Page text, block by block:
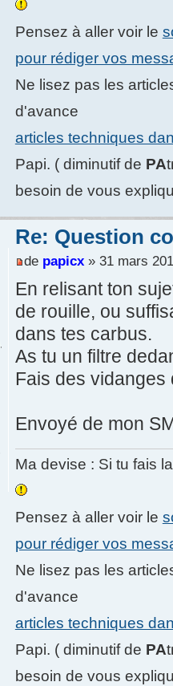
Pensez à aller voir le
pour rédiger vos
Ne lisez pas les
d'avance
articles techniques
Papi. ( diminutif de PA
besoin de vous
Re: Question
de papicx» 31 mars
En relisant ton
de rouille, ou
dans tes carbus.
As tu un filtre
Fais des vidanges
Envoyé de mon
Ma devise : Si tu fais
Pensez à aller voir le
pour rédiger vos
Ne lisez pas les
d'avance
articles techniques
Papi. ( diminutif de PA
besoin de vous